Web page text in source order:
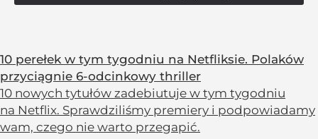
10 perełek w tym tygodniu na Netfliksie. Polaków
przyciągnie 6-odcinkowy thriller
10 nowych tytułów zadebiutuje w tym tygodniu
na Netflix. Sprawdziliśmy premiery i podpowiadamy
wam, czego nie warto przegapić.